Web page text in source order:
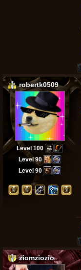
robertk0509
Level 100
Level 90
Level 90
ziomziozio